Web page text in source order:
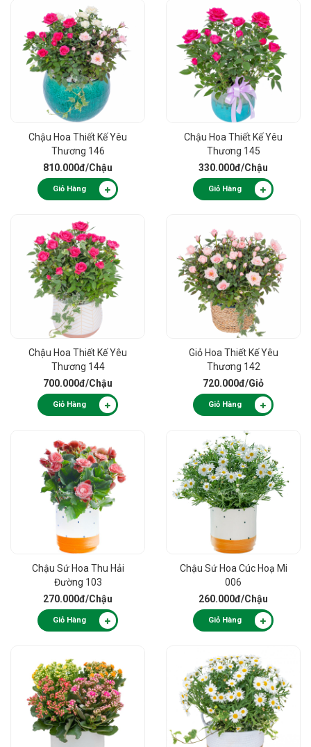
Chậu Hoa Thiết Kế Yêu
Thương 146
810.000đ/Chậu
Giỏ Hàng
Chậu Hoa Thiết Kế Yêu
Thương 145
330.000đ/Chậu
Giỏ Hàng
Chậu Hoa Thiết Kế Yêu
Thương 144
700.000đ/Chậu
Giỏ Hàng
Giỏ Hoa Thiết Kế Yêu
Thương 142
720.000đ/Giỏ
Giỏ Hàng
Chậu Sứ Hoa Thu Hải
Đường 103
270.000đ/Chậu
Giỏ Hàng
Chậu Sứ Hoa Cúc Hoạ Mi
006
260.000đ/Chậu
Giỏ Hàng